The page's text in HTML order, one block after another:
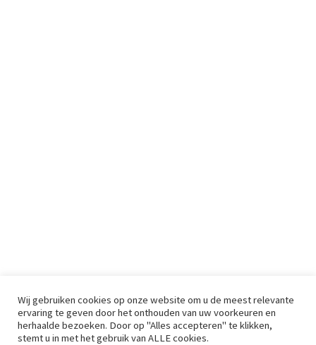
Wij gebruiken cookies op onze website om u de meest relevante
ervaring te geven door het onthouden van uw voorkeuren en
herhaalde bezoeken. Door op "Alles accepteren" te klikken,
stemt u in met het gebruik van ALLE cookies.